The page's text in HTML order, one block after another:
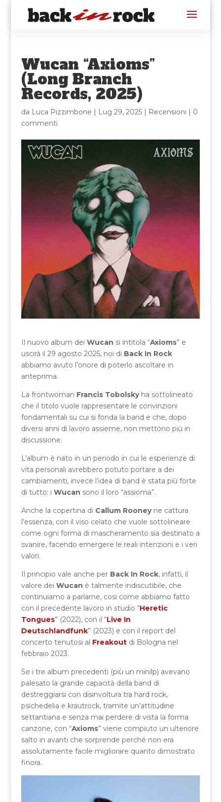
Wucan “Axioms”
(Long Branch
Records, 2025)
da Luca Pizzimbone | Lug 29, 2025| Recensioni | 0
commenti
Il nuovo album dei Wucan si intitola “Axioms” e
uscirà il 29 agosto 2025, noi di Back In Rock
abbiamo avuto l’onore di poterlo ascoltare in
anteprima.
La frontwoman Francis Tobolskyha sottolineato
che il titolo vuole rappresentare le convinzioni
fondamentali su cui si fonda la band e che, dopo
diversi anni di lavoro assieme, non mettono più in
discussione.
L’album è nato in un periodo in cui le esperienze di
vita personali avrebbero potuto portare a dei
cambiamenti, invece l’idea di band è stata più forte
di tutto: i Wucan sono il loro “assioma”.
Anche la copertina di Callum Rooneyne cattura
l’essenza, con il viso celato che vuole sottolineare
come ogni forma di mascheramento sia destinato a
svanire, facendo emergere le reali intenzioni e i veri
valori.
Il principio vale anche per Back In Rock, infatti, il
valore dei Wucan è talmente indiscutibile, che
continuiamo a parlarne, cosi come abbiamo fatto
con il precedente lavoro in studio “Heretic
Tongues” (2022), con il “Live In
Deutschlandfunk” (2023) e con il report del
concerto tenutosi al Freakout di Bologna nel
febbraio 2023.
Se i tre album precedenti (più un minilp) avevano
palesato la grande capacità della band di
destreggiarsi con disinvoltura tra hard rock,
psichedelia e krautrock, tramite un’attitudine
settantiana e senza mai perdere di vista la forma
canzone, con “Axioms” viene compiuto un ulteriore
salto in avanti che sorprende perché non era
assolutamente facile migliorare quanto dimostrato
finora.